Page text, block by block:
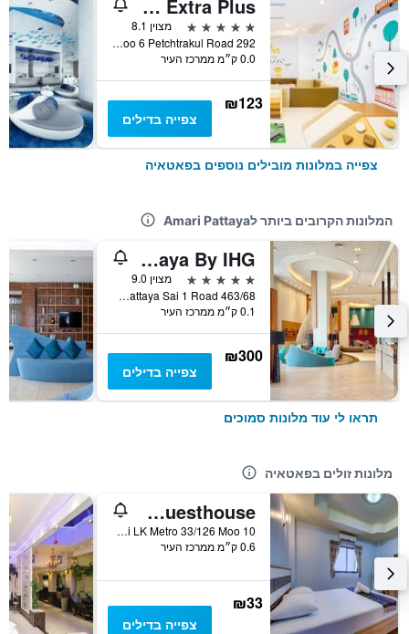
Grand Palazzo Hotel - Sha Extra Plus
5 כוכבים
מצוין 8.1
292 Moo 6 Petchtrakul Road, פאטאיה, תאילנד
0.0 ק״מ ממרכז העיר
₪123
צפייה בדילים
צפייה במלונות מובילים נוספים בפאטאיה
המלונות הקרובים ביותר לAmari Pattaya
Holiday Inn Pattaya By IHG
5 כוכבים
מצוין 9.0
463/68 Pattaya Sai 1 Road, פאטאיה, תאילנד
0.1 ק״מ ממרכז העיר
₪300
צפייה בדילים
תראו לי עוד מלונות סמוכים
מלונות זולים בפאטאיה
I-Rovers Sports Bar & Guesthouse
Soi LK Metro 33/126 Moo 10, פאטאיה, תאילנד
0.6 ק״מ ממרכז העיר
₪33
צפייה בדילים